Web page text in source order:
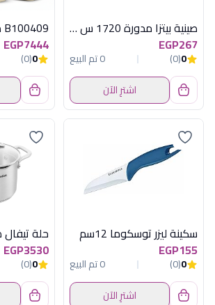
صينية بيتزا مدورة 1720 س ل بورجام
EGP267
0
(0)
0 تم البيع
اشترِ الآن
EGP7444
0
(0)
سكينة ليزر توسكوما 12سم
EGP155
0
(0)
0 تم البيع
اشترِ الآن
EGP3530
0
(0)